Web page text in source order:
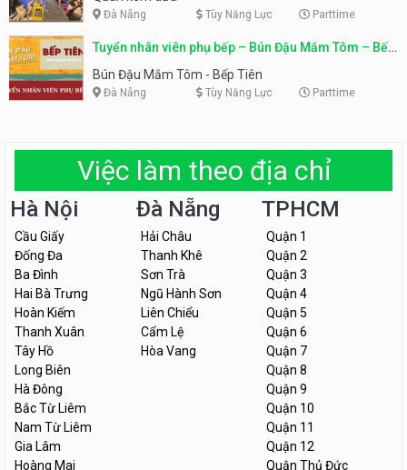
Đà Nẵng Tùy Năng Lực Parttime
Tuyển nhân viên phụ bếp – Bún Đậu Mắm Tôm – Bếp
Tiên
Bún Đậu Mắm Tôm - Bếp Tiên
Đà Nẵng Tùy Năng Lực Parttime
Việc làm theo địa chỉ
Hà Nội
Cầu Giấy
Đống Đa
Ba Đình
Hai Bà Trưng
Hoàn Kiếm
Thanh Xuân
Tây Hồ
Long Biên
Hà Đông
Bắc Từ Liêm
Nam Từ Liêm
Gia Lâm
Hoàng Mai
Đà Nẵng
Hải Châu
Thanh Khê
Sơn Trà
Ngũ Hành Sơn
Liên Chiểu
Cẩm Lệ
Hòa Vang
TPHCM
Quận 1
Quận 2
Quận 3
Quận 4
Quận 5
Quận 6
Quận 7
Quận 8
Quận 9
Quận 10
Quận 11
Quận 12
Quận Thủ Đức